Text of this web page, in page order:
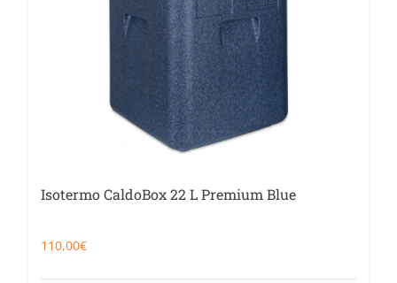
Isotermo CaldoBox 22 L Premium Blue
110,00€